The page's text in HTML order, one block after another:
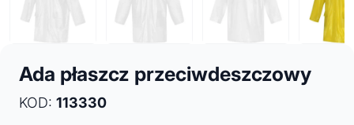
Ada płaszcz przeciwdeszczowy
KOD: 113330